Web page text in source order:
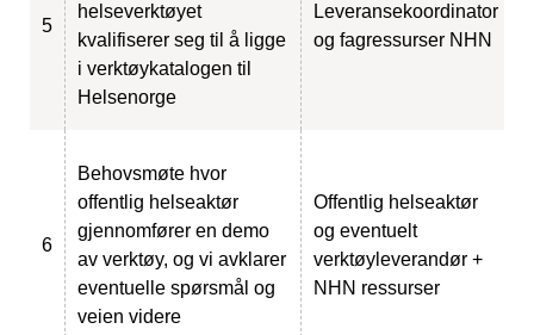
5
helseverktøyet
kvalifiserer seg til å ligge
i verktøykatalogen til
Helsenorge
Leveransekoordinator
og fagressurser NHN
6
Behovsmøte hvor
offentlig helseaktør
gjennomfører en demo
av verktøy, og vi avklarer
eventuelle spørsmål og
veien videre
Offentlig helseaktør
og eventuelt
verktøyleverandør +
NHN ressurser